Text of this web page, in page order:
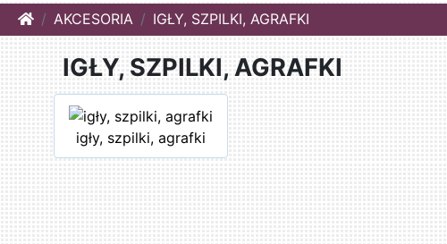
HomeAKCESORIA IGŁY, SZPILKI, AGRAFKI
IGŁY, SZPILKI, AGRAFKI
igły, szpilki, agrafki